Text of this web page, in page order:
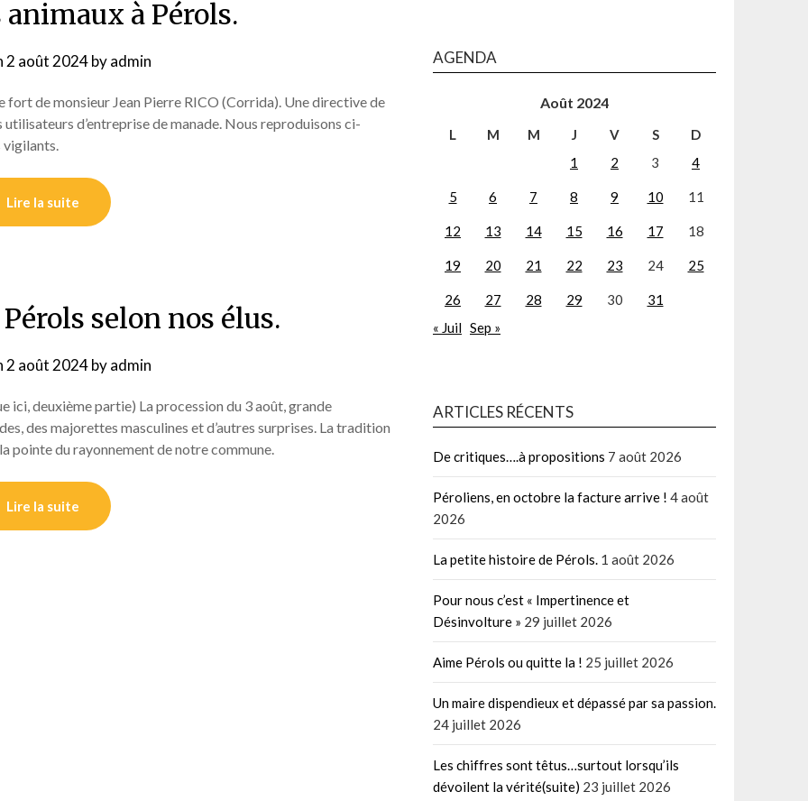
animaux à Pérols.
2 août 2024byadmin
fort de monsieur Jean Pierre RICO (Corrida). Une directive de
d’entreprise de manade. Nous reproduisons ci-
Lire la suite
selon nos élus.
2 août 2024byadmin
deuxième partie) La procession du 3 août, grande
des majorettes masculines et d’autres surprises. La tradition
pointe du rayonnement de notre commune.
Lire la suite
AGENDA
Août 2024
L M M J V S
D
1
2 3 4
5 6 7 8 9 10 11
12 13 14 15 16 17 18
19 20 21 22 23 24 25
26 27 28 29 30
31
« Juil Sep »
ARTICLES RÉCENTS
De critiques….à propositions 7 août 2026
Péroliens, en octobre la facture arrive ! 4 août
2026
La petite histoire de Pérols. 1 août 2026
Pour nous c’est « Impertinence et
Désinvolture » 29 juillet 2026
Aime Pérols ou quitte la ! 25 juillet 2026
Un maire dispendieux et dépassé par sa passion.
24 juillet 2026
Les chiffres sont têtus…surtout lorsqu’ils
dévoilent la vérité(suite) 23 juillet 2026